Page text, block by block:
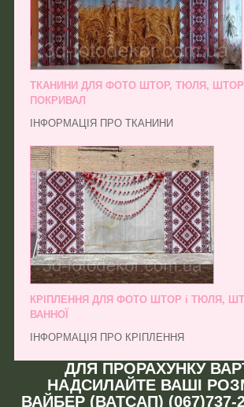
ТКАНИНИ ДЛЯ ФОТО ШТОР, ТЮЛЯ,
ПОКРИВАЛ
ІНФОРМАЦІЯ ПРО ТКАНИНИ
КРІПЛЕННЯ ДЛЯ ФОТО ШТОР і ТЮЛЯ,
ВАННОЇ
ІНФОРМАЦІЯ ПРО КРІПЛЕННЯ
ДЛЯ ПРОРАХУНКУ
НАДСИЛАЙТЕ ВАШІ
ВАЙБЕР (ВАТСАП) (067)737-